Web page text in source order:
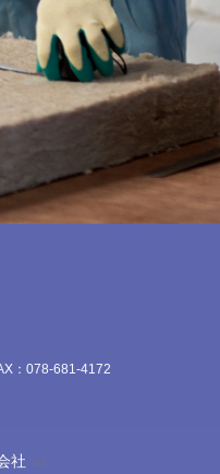
：078-681-4172
社